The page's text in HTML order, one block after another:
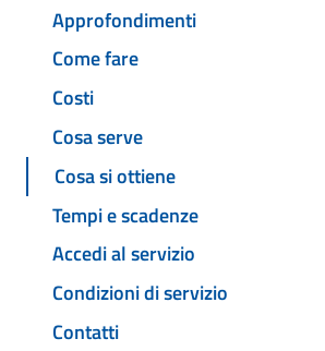
Approfondimenti
Come fare
Costi
Cosa serve
Cosa si ottiene
Tempi e scadenze
Accedi al servizio
Condizioni di servizio
Contatti